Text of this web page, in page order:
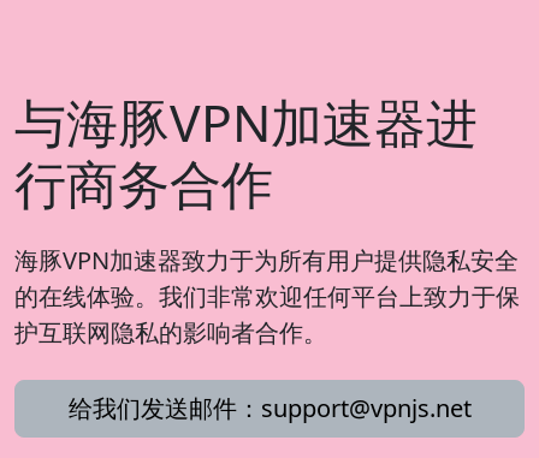
与海豚VPN加速器进
行商务合作
海豚VPN加速器致力于为所有用户提供隐私安全
的在线体验。我们非常欢迎任何平台上致力于保
护互联网隐私的影响者合作。
给我们发送邮件： support@vpnjs.net